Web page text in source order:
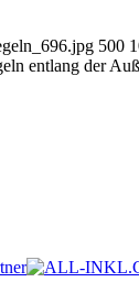
500
entlang der